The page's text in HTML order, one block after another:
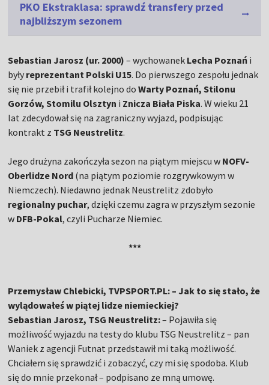
PKO Ekstraklasa: sprawdź transfery przed
najbliższym sezonem
Sebastian Jarosz (ur. 2000) – wychowanek Lecha Poznań i
były reprezentant Polski U15. Do pierwszego zespołu jednak
się nie przebił i trafił kolejno doWarty Poznań, Stilonu
Gorzów, Stomilu Olsztyn i Znicza Biała Piska. W wieku 21
lat zdecydował się na zagraniczny wyjazd, podpisując
kontrakt z TSG Neustrelitz.
Jego drużyna zakończyła sezon na piątym miejscu w NOFV-
Oberlidze Nord (na piątym poziomie rozgrywkowym w
Niemczech). Niedawno jednak Neustrelitz zdobyło
regionalny puchar, dzięki czemu zagra w przyszłym sezonie
w DFB-Pokal, czyli Pucharze Niemiec.
***
Przemysław Chlebicki, TVPSPORT.PL: – Jak to się stało, że
wylądowałeś w piątej lidze niemieckiej?
Sebastian Jarosz, TSG Neustrelitz:– Pojawiła się
możliwość wyjazdu na testy do klubu TSG Neustrelitz – pan
Waniek z agencji Futnat przedstawił mi taką możliwość.
Chciałem się sprawdzić i zobaczyć, czy mi się spodoba. Klub
się do mnie przekonał – podpisano ze mną umowę.